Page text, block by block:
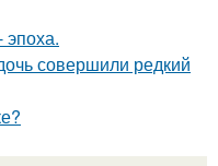
эпоха.
совершили редкий